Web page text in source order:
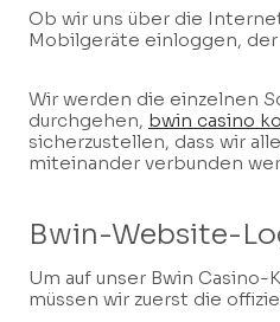
Ob wir uns über die
Mobilgeräte einloggen, der
Wir werden die einzelnen
durchgehen, bwin casino
sicherzustellen, dass wir
miteinander verbunden
Bwin-Website-
Um auf unser Bwin Casino-
müssen wir zuerst die